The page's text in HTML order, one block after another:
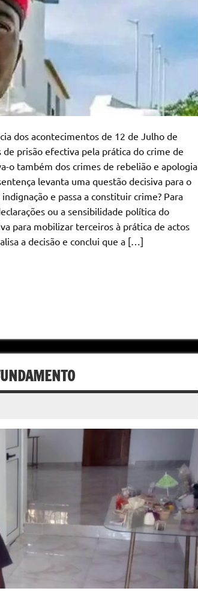
dos acontecimentos de 12 de Julho de
prisão efectiva pela prática do crime de
o também dos crimes de rebelião e apologia
levanta uma questão decisiva para o
e passa a constituir crime? Para
ou a sensibilidade política do
para mobilizar terceiros à prática de actos
a decisão e conclui que a […]